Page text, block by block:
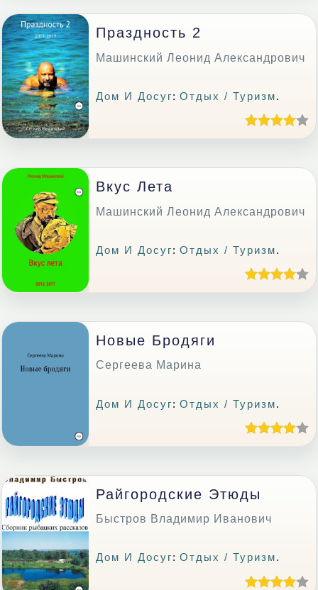
Праздность 2
Машинский Леонид Александрович
Дом И Досуг:Отдых / Туризм.
Вкус Лета
Машинский Леонид Александрович
Дом И Досуг:Отдых / Туризм.
Новые Бродяги
Сергеева Марина
Дом И Досуг:Отдых / Туризм.
Райгородские Этюды
Быстров Владимир Иванович
Дом И Досуг:Отдых / Туризм.